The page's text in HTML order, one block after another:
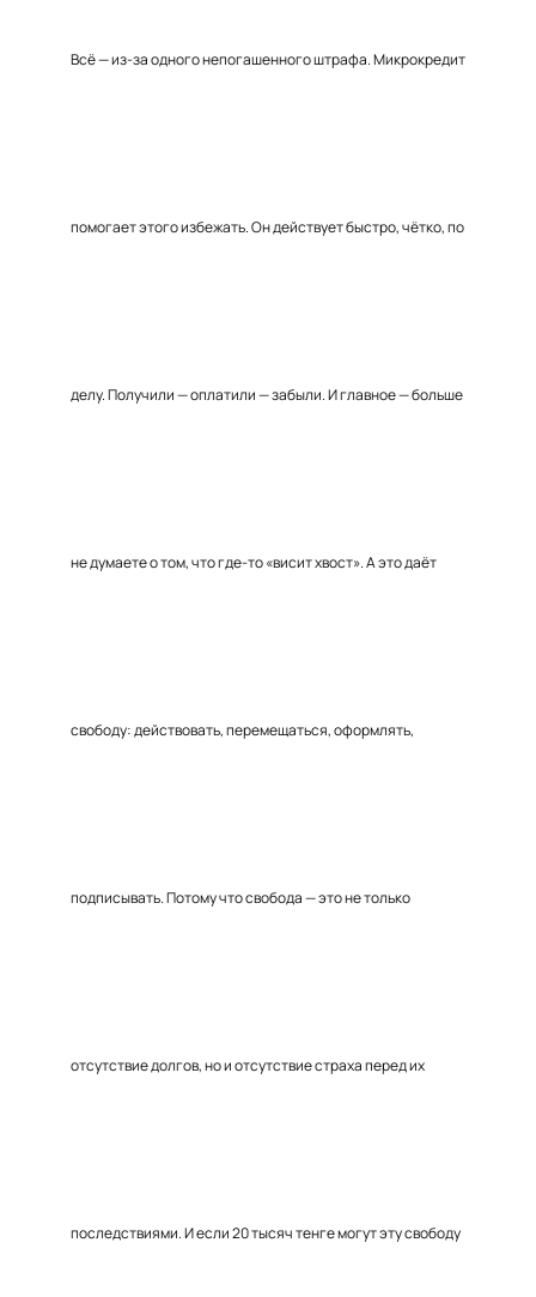
Всё — из-за одного непогашенного штрафа. Микрокредит
помогает этого избежать. Он действует быстро, чётко, по
делу. Получили — оплатили — забыли. И главное — больше
не думаете о том, что где-то «висит хвост». А это даёт
свободу: действовать, перемещаться, оформлять,
подписывать. Потому что свобода — это не только
отсутствие долгов, но и отсутствие страха перед их
последствиями. И если 20 тысяч тенге могут эту свободу